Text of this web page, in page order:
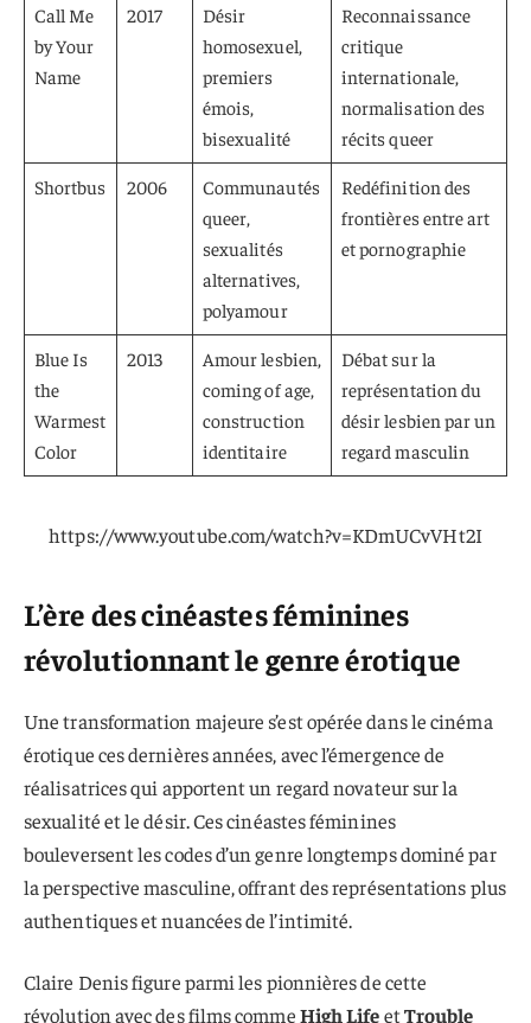
Call Me
by Your
Name
2017
Désir
homosexuel,
premiers
émois,
bisexualité
Reconnaissance
critique
internationale,
normalisation des
récits queer
Shortbus 2006
Communautés
queer,
sexualités
alternatives,
polyamour
Redéfinition des
frontières entre art
et pornographie
Blue Is
the
Warmest
Color
2013
Amour lesbien,
coming of age,
construction
identitaire
Débat sur la
représentation du
désir lesbien par un
regard masculin
https://www.youtube.com/watch?v=KDmUCvVHt2I
L’ère des cinéastes féminines
révolutionnant le genre érotique
Une transformation majeure s’est opérée dans le cinéma
érotique ces dernières années, avec l’émergence de
réalisatrices qui apportent un regard novateur sur la
sexualité et le désir. Ces cinéastes féminines
bouleversent les codes d’un genre longtemps dominé par
la perspective masculine, offrant des représentations plus
authentiques et nuancées de l’intimité.
Claire Denis figure parmi les pionnières de cette
révolution avec des films commeHigh LifeetTrouble